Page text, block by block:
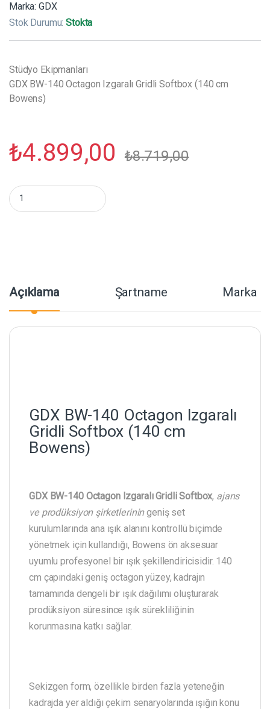
Marka: GDX
Stok Durumu:Stokta
Stüdyo Ekipmanları
GDX BW-140 Octagon Izgaralı Gridli Softbox (140 cm
Bowens)
₺4.899,00 ₺8.719,00
GDX BW-140 Octagon Izgaralı Gridli Softbox (140 cm Bowens)
Açıklama Şartname Marka
GDX BW-140 Octagon Izgaralı
Gridli Softbox (140 cm
Bowens)
GDX BW-140 Octagon Izgaralı Gridli Softbox, ajans
ve prodüksiyon şirketleriningeniş set
kurulumlarında ana ışık alanını kontrollü biçimde
yönetmek için kullandığı, Bowens ön aksesuar
uyumlu profesyonel bir ışık şekillendiricisidir. 140
cm çapındaki geniş octagon yüzey, kadrajın
tamamında dengeli bir ışık dağılımı oluşturarak
prodüksiyon süresince ışık sürekliliğinin
korunmasına katkı sağlar.
Sekizgen form, özellikle birden fazla yeteneğin
kadrajda yer aldığı çekim senaryolarında ışığın konu